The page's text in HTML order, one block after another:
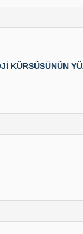
KÜRSÜSÜNÜN